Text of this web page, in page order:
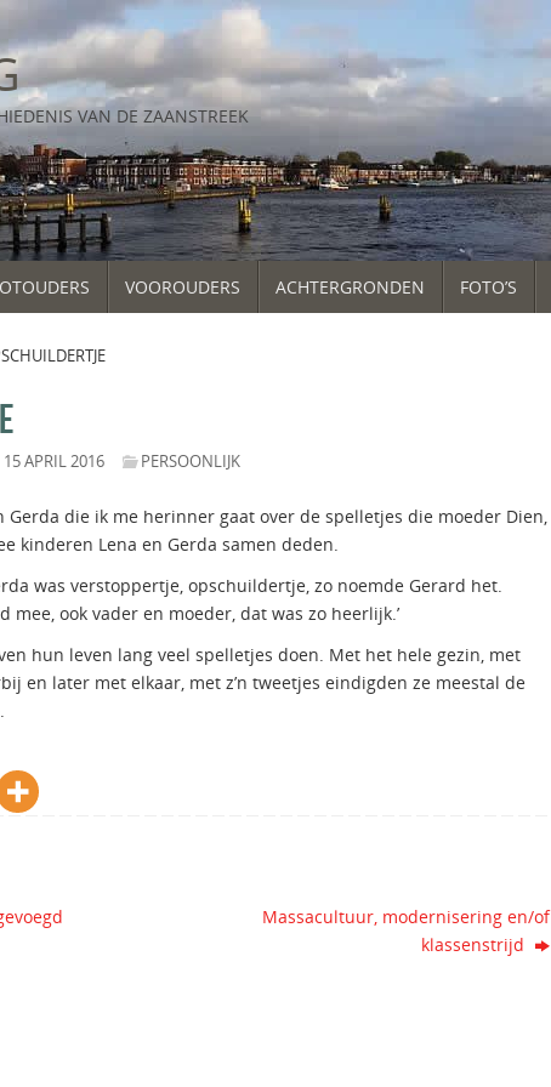
VAN DE ZAANSTREEK
VOOROUDERS ACHTERGRONDEN FOTO’S
15 APRIL 2016 PERSOONLIJK
Gerda die ik me herinner gaat over de spelletjes die moeder Dien,
kinderen Lena en Gerda samen deden.
was verstoppertje, opschuildertje, zo noemde Gerard het.
mee, ook vader en moeder, dat was zo heerlijk.’
hun leven lang veel spelletjes doen. Met het hele gezin, met
en later met elkaar, met z’n tweetjes eindigden ze meestal de
Massacultuur, modernisering en/of
klassenstrijd